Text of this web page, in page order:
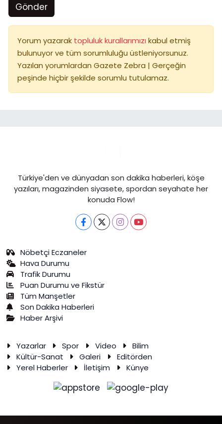
Gönder
Yorum yazarak topluluk kurallarımızı kabul etmiş
bulunuyor ve tüm sorumluluğu üstleniyorsunuz.
Yazılan yorumlardan Gazete Zebra | Gerçeğin
peşinde hiçbir şekilde sorumlu tutulamaz.
Türkiye'den ve dünyadan son dakika haberleri, köşe
yazıları, magazinden siyasete, spordan seyahate her
konuda Flow!
Nöbetçi Eczaneler
Hava Durumu
Trafik Durumu
Puan Durumu ve Fikstür
Tüm Manşetler
Son Dakika Haberleri
Haber Arşivi
Yazarlar Spor Video
Bilim
Kültür-Sanat
Galeri
Editörden
Yerel Haberler
İletişim Künye